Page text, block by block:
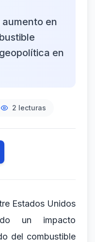
en
en
2 lecturas
Estados Unidos
un impacto
del combustible